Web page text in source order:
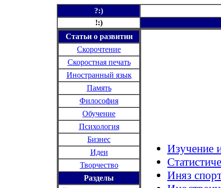
?:)
!:)
Статьи о развитии
Скорочтение
Скоростная печать
Иностранный язык
Память
Философия
Обучение
Психология
Бизнес
Идеи
Творчество
Разделы
Изучение
Иняз